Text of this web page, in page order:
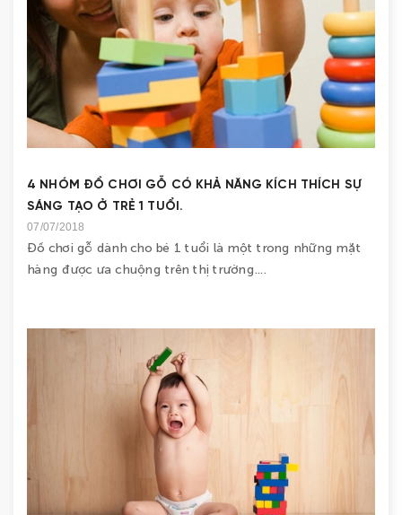
4 NHÓM ĐỒ CHƠI GỖ CÓ KHẢ NĂNG KÍCH THÍCH SỰ
SÁNG TẠO Ở TRẺ 1 TUỔI.
07/07/2018
Đồ chơi gỗ dành cho bé 1 tuổi là một trong những mặt
hàng được ưa chuộng trên thị trường....